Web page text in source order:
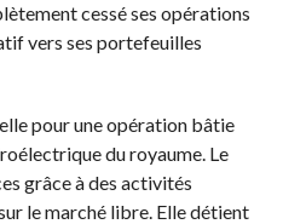
cessé ses opérations
vers ses portefeuilles
pour une opération bâtie
du royaume. Le
grâce à des activités
le marché libre. Elle détient